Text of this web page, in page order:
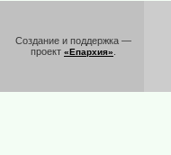
Создание и поддержка —
проект «Епархия»